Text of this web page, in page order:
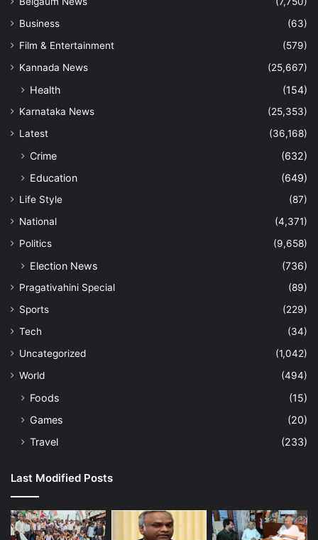
Business
(63)
Film & Entertainment
(579)
Kannada News
(25,667)
Health (154)
Karnataka News
(25,353)
Latest
(36,168)
Crime
(632)
Education
(649)
Life Style
(87)
National
(4,371)
Politics
(9,658)
Election News (736)
Pragativahini Special
(89)
Sports
(229)
Tech
(34)
Uncategorized
(1,042)
World
(494)
Foods
(15)
Games
(20)
Travel
(233)
Last Modified Posts